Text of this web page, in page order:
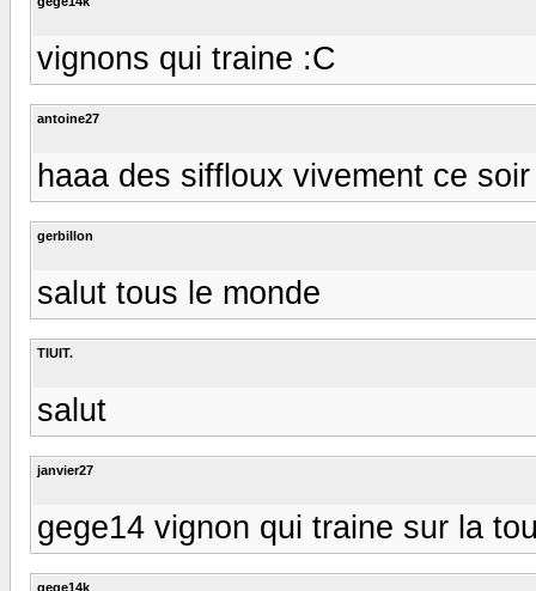
vignons qui traine :C
antoine27
haaa des siffloux vivement ce
gerbillon
salut tous le monde
TIUIT.
salut
janvier27
gege14 vignon qui traine sur la
gege14k